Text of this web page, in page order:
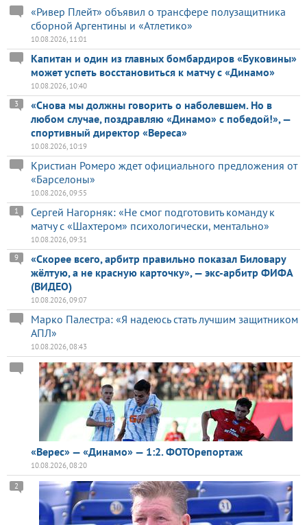
«Ривер Плейт» объявил о трансфере полузащитника
сборной Аргентины и «Атлетико»
10.08.2026, 11:01
Капитан и один из главных бомбардиров «Буковины»
может успеть восстановиться к матчу с «Динамо»
10.08.2026, 10:40
«Снова мы должны говорить о наболевшем. Но в
любом случае, поздравляю «Динамо» с победой!», —
спортивный директор «Вереса»
3
10.08.2026, 10:19
Кристиан Ромеро ждет официального предложения от
«Барселоны»
10.08.2026, 09:55
Сергей Нагорняк: «Не смог подготовить команду к
матчу с «Шахтером» психологически, ментально»
1
10.08.2026, 09:31
«Скорее всего, арбитр правильно показал Биловару
жёлтую, а не красную карточку», — экс-арбитр ФИФА
(ВИДЕО)
9
10.08.2026, 09:07
Марко Палестра: «Я надеюсь стать лучшим защитником
АПЛ»
10.08.2026, 08:43
«Верес» — «Динамо» — 1:2. ФОТОрепортаж
10.08.2026, 08:20
2